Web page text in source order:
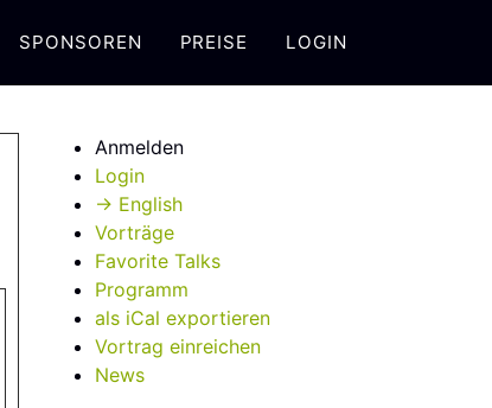
SPONSOREN PREISE LOGIN
Anmelden
Login
→ English
Vorträge
Favorite Talks
Programm
als iCal exportieren
Vortrag einreichen
News